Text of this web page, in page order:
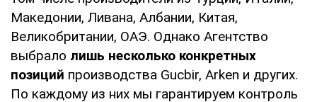
Македонии, Ливана, Албании, Китая,
Великобритании, ОАЭ. Однако Агентство
выбрало лишь несколько конкретных
позиций производства Gucbir, Arken и других.
По каждому из них мы гарантируем контроль